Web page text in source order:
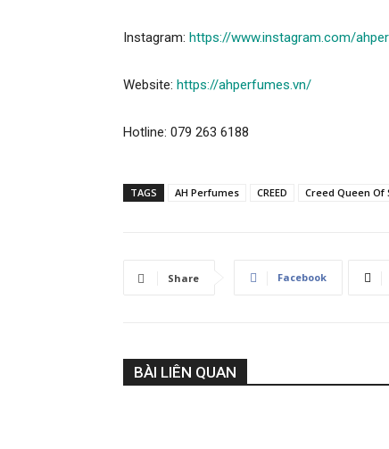
Instagram: https://www.instagram.com/
Website: https://ahperfumes.vn/
Hotline: 079 263 6188
TAGS AH Perfumes CREED Creed Queen Of
Share Facebook
BÀI LIÊN QUAN